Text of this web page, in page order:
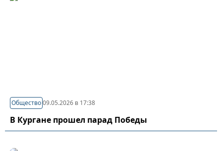
Общество09.05.2026 в 17:38
В Кургане прошел парад Победы